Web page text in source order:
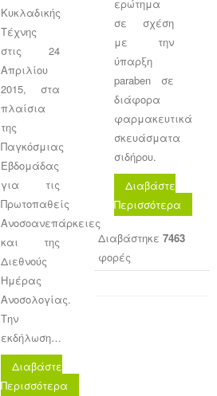
Κυκλαδικής
Τέχνης
στις 24
Απριλίου
2015, στα
πλαίσια
της
Παγκόσμιας
Εβδομάδας
για τις
Πρωτοπαθείς
Ανοσοανεπάρκειες
και της
Διεθνούς
Ημέρας
Ανοσολογίας.
Την
εκδήλωση…
Διαβάστε
Περισσότερα
ερώτημα
σε σχέση
με την
ύπαρξη
paraben σε
διάφορα
φαρμακευτικά
σκευάσματα
σιδήρου.
Διαβάστε
Περισσότερα
Διαβάστηκε7463
φορές